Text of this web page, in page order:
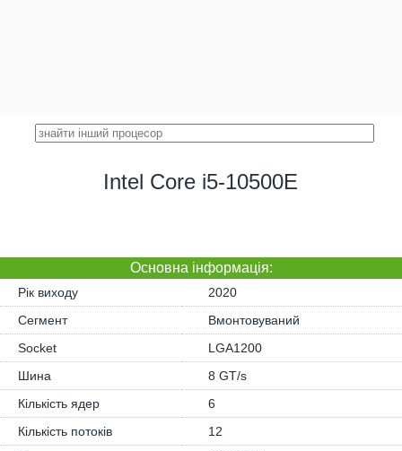
Intel Core i5-10500E
Основна iнформація:
Рік виходу
2020
Сегмент
Вмонтовуваний
Socket
LGA1200
Шина
8 GT/s
Кількість ядер
6
Кількість потоків
12